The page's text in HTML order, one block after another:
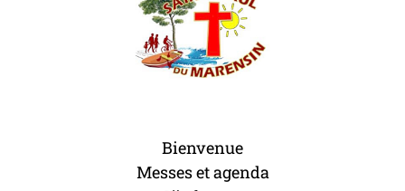
Bienvenue
Messes et agenda